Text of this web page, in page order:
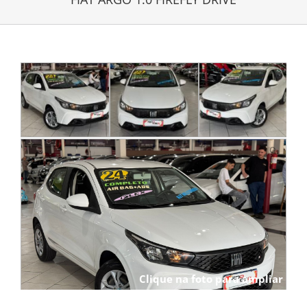
Clique na foto para ampliar